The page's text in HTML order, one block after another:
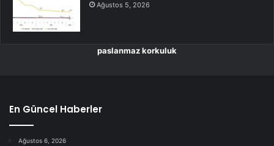
Ağustos 5, 2026
paslanmaz korkuluk
En Güncel Haberler
Ağustos 6, 2026